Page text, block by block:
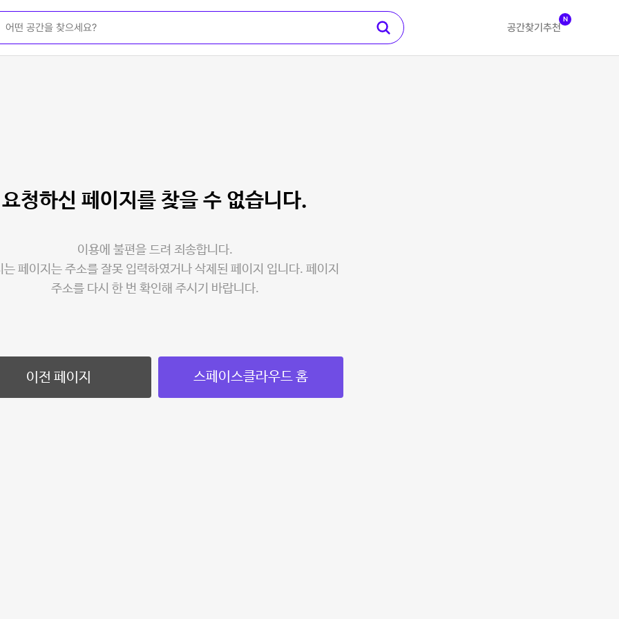
공간찾기 추천
N
요청하신 페이지를 찾을 수 없습니다.
이용에 불편을 드려 죄송합니다.
는 페이지는 주소를 잘못 입력하였거나 삭제된 페이지 입니다. 페이지
주소를 다시 한 번 확인해 주시기 바랍니다.
이전 페이지 스페이스클라우드 홈